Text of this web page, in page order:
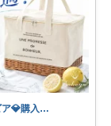
テレビア💎購入ありがとう😉ﾌﾟﾛﾌ見